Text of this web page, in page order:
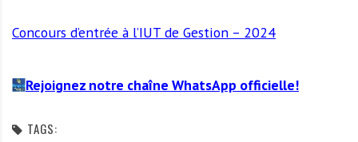
Concours d’entrée à l’IUT de Gestion – 2024
Rejoignez notre chaîne WhatsApp officielle!
TAGS: